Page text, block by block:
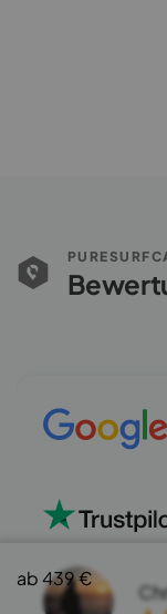
ab 439 €